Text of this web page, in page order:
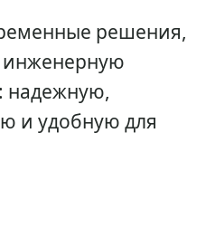
решения,
инженерную
надежную,
и удобную для